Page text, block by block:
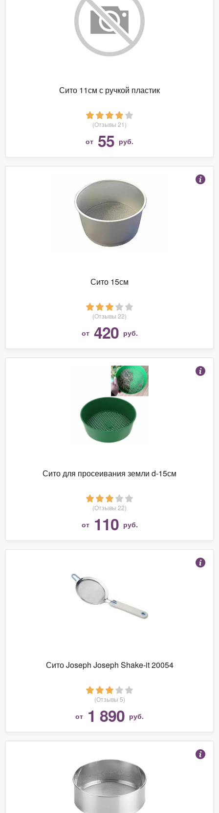
Сито 11см с ручкой пластик
(Отзывы 21)
от 55 руб.
Сито 15см
(Отзывы 22)
от 420 руб.
Сито для просеивания земли d-15см
(Отзывы 22)
от 110 руб.
Сито Joseph Joseph Shake-it 20054
(Отзывы 5)
от 1 890 руб.